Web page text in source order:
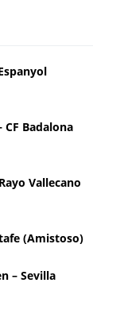
CF Badalona
Vallecano
(Amistoso)
– Sevilla